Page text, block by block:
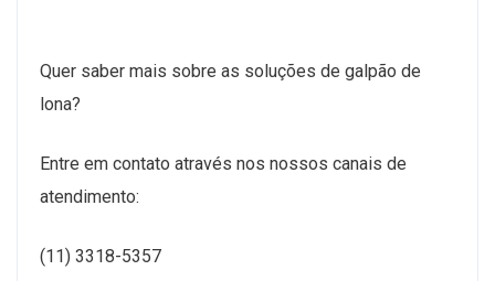
Quer saber mais sobre as soluções de galpão de
lona?
Entre em contato através nos nossos canais de
atendimento:
(11) 3318-5357